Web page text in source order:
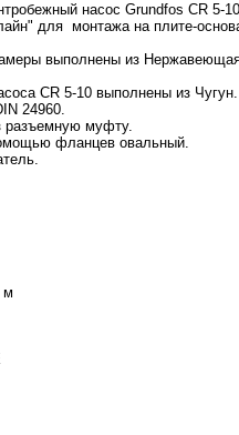
насос Grundfos CR 5-
для монтажа на плите-
выполнены из
CR 5-10 выполнены из Чугун.
24960.
разъемную муфту.
фланцев овальный.
м